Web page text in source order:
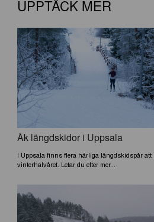
UPPTÄCK MER
Åk längdskidor i Uppsala
I Uppsala finns flera härliga längdskidspår
vinterhalvåret. Letar du efter mer...